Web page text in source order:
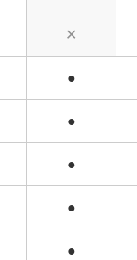
✕
●
●
●
●
●